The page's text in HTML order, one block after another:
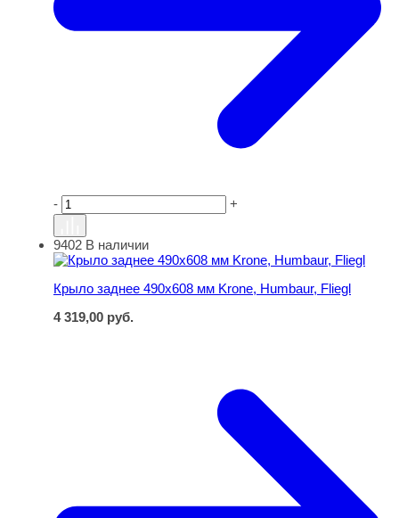
- +
Крыло заднее 490х608 мм Krone, Humbaur, Fliegl
9402 В наличии
Крыло заднее 490х608 мм Krone, Humbaur, Fliegl
4 319,00 руб.